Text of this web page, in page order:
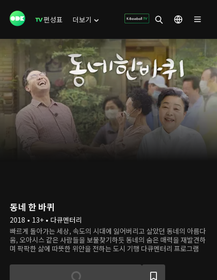
편성표 더보기
동네 한 바퀴
2018 • 13+ • 다큐멘터리
빠르게 돌아가는 세상, 속도의 시대에 잃어버리고 살았던 동네의 아름다
움, 오아시스 같은 사람들을 보물찾기하듯 동네의 숨은 매력을 재발견하
며 팍팍한 삶에 따뜻한 위안을 전하는 도시 기행 다큐멘터리 프로그램